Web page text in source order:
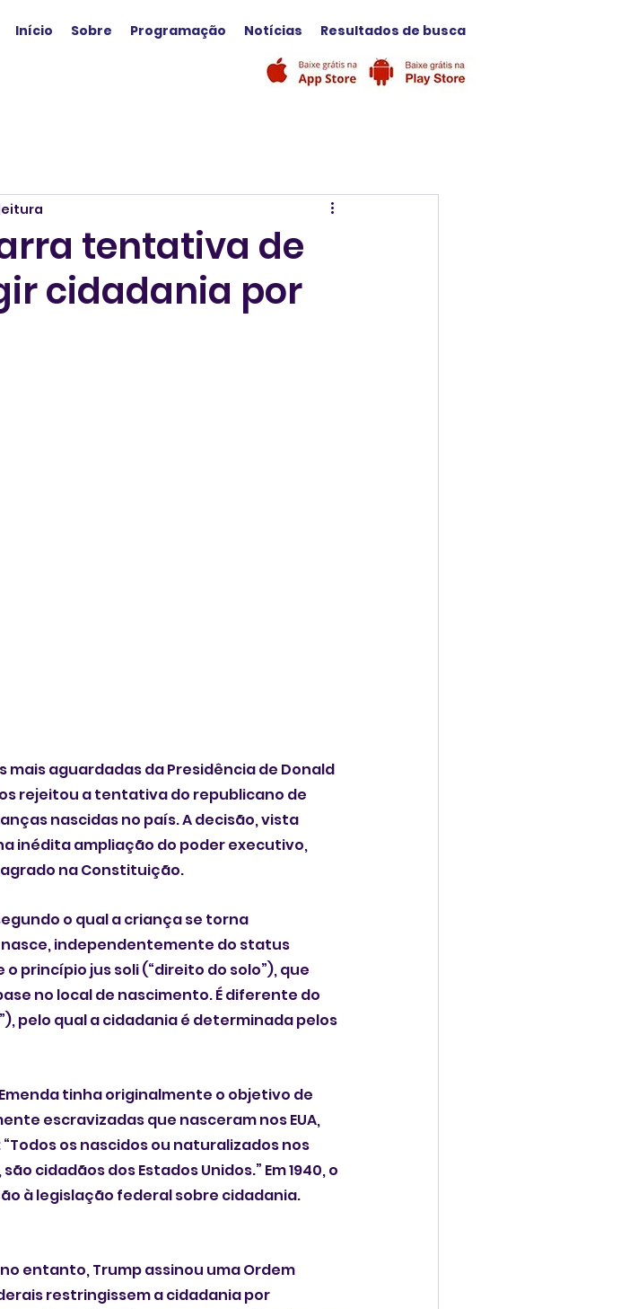
Início Sobre Programação Notícias Resultados de busca
tentativa de
cidadania por
mais aguardadas da Presidência de Donald
rejeitou a tentativa do republicano de
nascidas no país. A decisão, vista
inédita ampliação do poder executivo,
na Constituição.
o qual a criança se torna
independentemente do status
princípio jus soli (“direito do solo”), que
no local de nascimento. É diferente do
pelo qual a cidadania é determinada pelos
tinha originalmente o objetivo de
escravizadas que nasceram nos EUA,
os nascidos ou naturalizados nos
cidadãos dos Estados Unidos.” Em 1940, o
à legislação federal sobre cidadania.
entanto, Trump assinou uma Ordem
restringissem a cidadania por